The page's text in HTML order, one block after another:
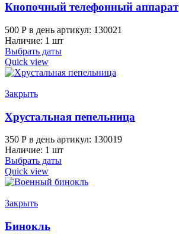
Кнопочный телефонный аппарат
500 Р в день артикул: 130021
Наличие: 1 шт
Выбрать даты
Quick view
Закрыть
Хрустальная пепельница
350 Р в день артикул: 130019
Наличие: 1 шт
Выбрать даты
Quick view
Закрыть
Бинокль